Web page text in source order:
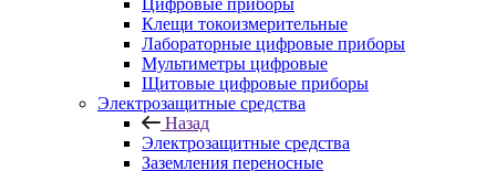
Цифровые приборы
Клещи токоизмерительные
Лабораторные цифровые приборы
Мультиметры цифровые
Щитовые цифровые приборы
Электрозащитные средства
Назад
Электрозащитные средства
Заземления переносные